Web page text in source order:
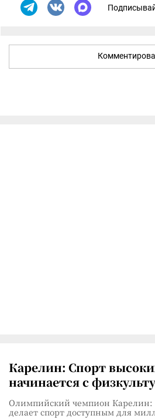
Карелин: Спорт
начинается с
Олимпийский чемпион Карелин:
делает спорт доступным для